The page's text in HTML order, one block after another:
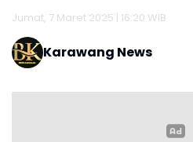
Jumat, 7 Maret 2025 | 16:20 WIB
Karawang News